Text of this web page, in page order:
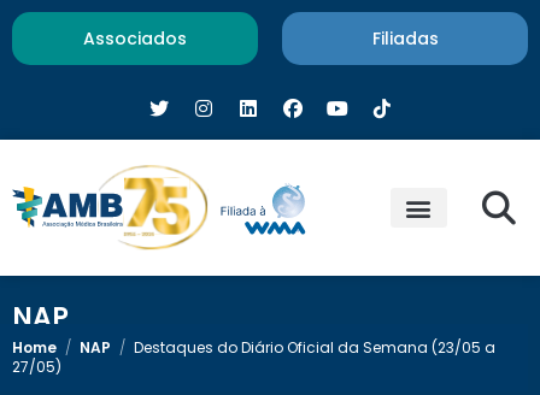
Associados Filiadas
NAP
Home / NAP / Destaques do Diário Oficial da Semana (23/05 a
27/05)